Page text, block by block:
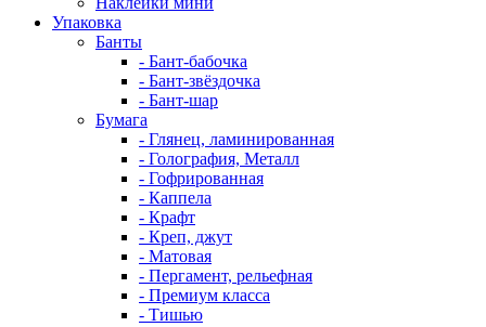
Упаковка
Банты
- Бант-бабочка
- Бант-звёздочка
- Бант-шар
Бумага
- Глянец, ламинированная
- Голография, Металл
- Гофрированная
- Каппела
- Крафт
- Креп, джут
- Матовая
- Пергамент, рельефная
- Премиум класса
- Тишью